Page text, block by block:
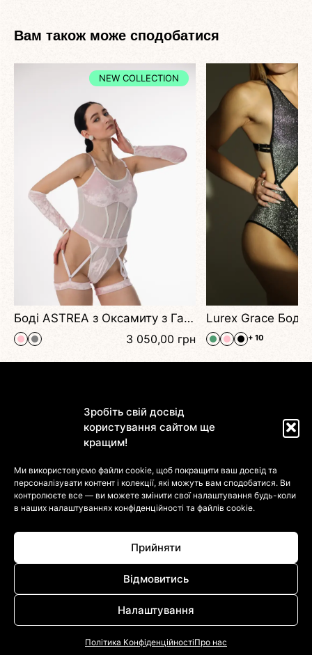
Зробіть свій досвід
користування сайтом ще
кращим!
Ми використовуємо файли cookie, щоб покращити ваш досвід та
персоналізувати контент і колекції, які можуть вам сподобатися. Ви
контролюєте все — ви можете змінити свої налаштування будь-коли
в наших налаштуваннях конфіденційності та файлів cookie.
Прийняти
Відмовитись
Налаштування
Політика КонфіденційностіПро нас
Вам також може сподобатися
NEW COLLECTION
Боді ASTREA з Оксамиту з Гартерами Поясом та Рукавичками для Pole Dance та Сценічних Виступів
3 050,00 грн + 10
Інформація